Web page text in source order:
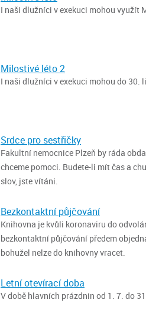
I naši dlužníci v exekuci mohou využít
Milostivé léto 2
I naši dlužníci v exekuci mohou do
Srdce pro sestřičky
Fakultní nemocnice Plzeň by ráda
chceme pomoci. Budete-li mít čas a
slov, jste vítáni.
Bezkontaktní půjčování
Knihovna je kvůli koronaviru do
bezkontaktní půjčování předem
bohužel nelze do knihovny vracet.
Letní otevírací doba
V době hlavních prázdnin od 1. 7. do